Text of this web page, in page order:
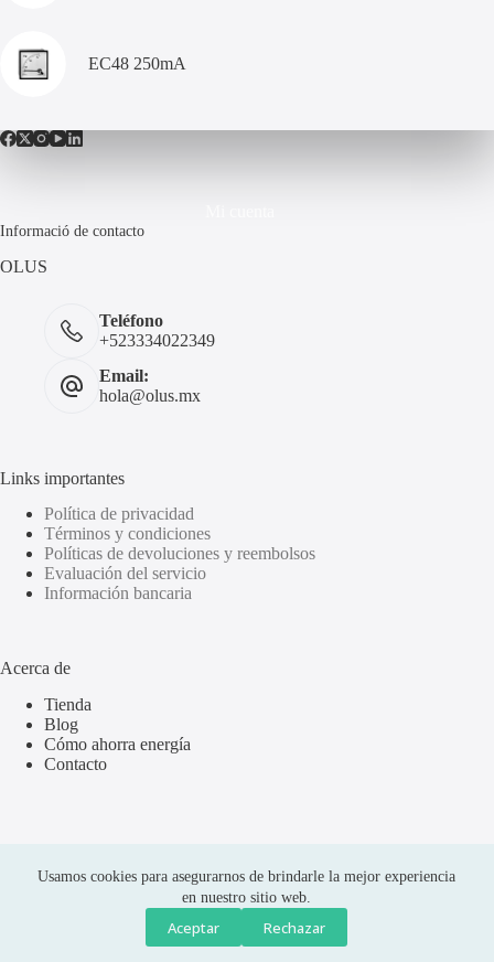
Usamos cookies para asegurarnos de brindarle la mejor experiencia
en nuestro sitio web.
Aceptar Rechazar
EC48 250mA
Informació de contacto
OLUS
Teléfono
+523334022349
Email:
hola@olus.mx
Links importantes
Política de privacidad
Términos y condiciones
Políticas de devoluciones y reembolsos
Evaluación del servicio
Información bancaria
Acerca de
Tienda
Blog
Cómo ahorra energía
Contacto